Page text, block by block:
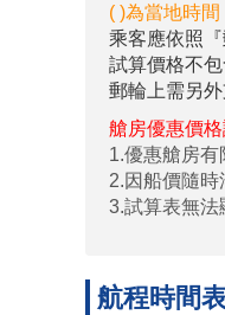
( )為當地時間
乘客應依照
試算價格不
郵輪上需另
艙房優惠價格
1.優惠艙房有
2.因船價隨時
3.試算表無法
航程時間